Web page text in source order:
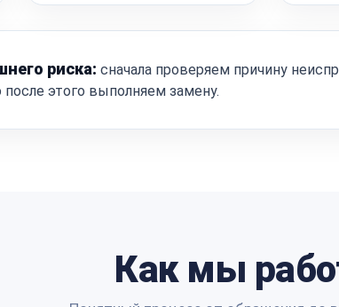
риска: сначала проверяем причину
этого выполняем замену.
Как мы